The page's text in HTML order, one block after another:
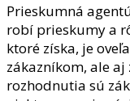
Prieskumná
robí prieskumy a
ktoré získa, je
zákazníkom, ale
rozhodnutia sú